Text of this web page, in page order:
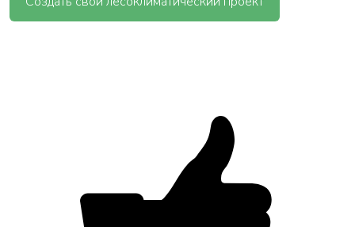
в ближайшее время наши менеджеры
свяжутся с вами
Закрыть